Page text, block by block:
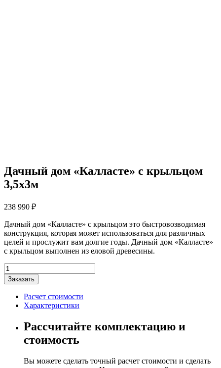
Дачный дом «Калласте» с крыльцом
3,5х3м
238 990 ₽
Дачный дом «Калласте» с крыльцом это быстровозводимая
конструкция, которая может использоваться для различных
целей и прослужит вам долгие годы. Дачный дом «Калласте»
с крыльцом выполнен из еловой древесины.
Количество
товара
Дачный
дом
"Калласте"
крыльцом
3,5х3м
Заказать
Расчет стоимости
Характеристики
Рассчитайте комплектацию и
стоимость
Вы можете сделать точный расчет стоимости и сделать